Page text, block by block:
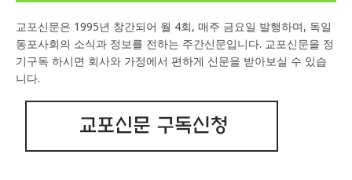
교포신문은 1995년 창간되어 월 4회, 매주 금요일 발행하며, 독일
동포사회의 소식과 정보를 전하는 주간신문입니다. 교포신문을 정
기구독 하시면 회사와 가정에서 편하게 신문을 받아보실 수 있습
니다.